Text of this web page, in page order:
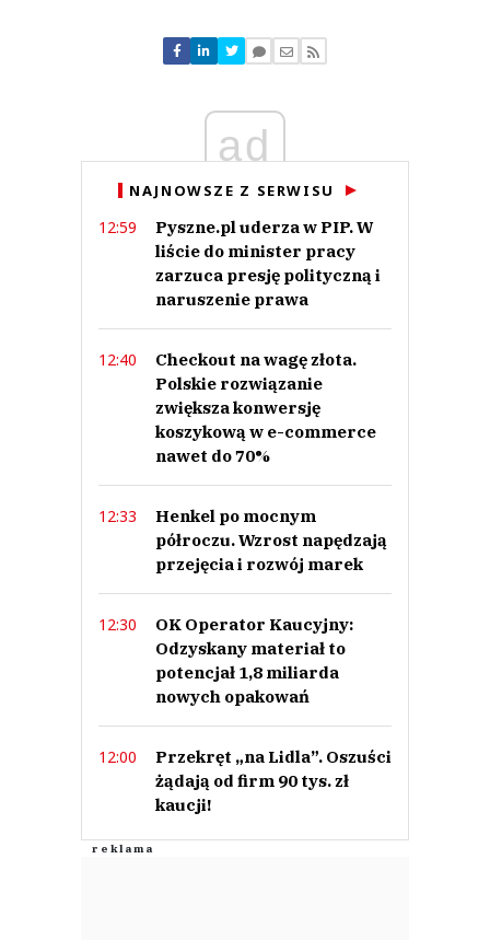
Nie znaleziono komentarzy
Zostaw swoje komentarze
Anuluj
ad
NAJNOWSZE Z SERWISU
12:59
Pyszne.pl uderza w PIP. W
liście do minister pracy
zarzuca presję polityczną i
naruszenie prawa
12:40
Checkout na wagę złota.
Polskie rozwiązanie
zwiększa konwersję
koszykową w e-commerce
nawet do 70%
12:33
Henkel po mocnym
półroczu. Wzrost napędzają
przejęcia i rozwój marek
12:30
OK Operator Kaucyjny:
Odzyskany materiał to
potencjał 1,8 miliarda
nowych opakowań
12:00
Przekręt „na Lidla”. Oszuści
żądają od firm 90 tys. zł
kaucji!